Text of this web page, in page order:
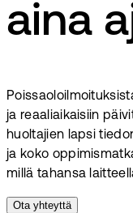
aina
ja reaaliaikaisiin
huoltajien lapsi
ja koko
millä tahansa
Ota yhteyttä